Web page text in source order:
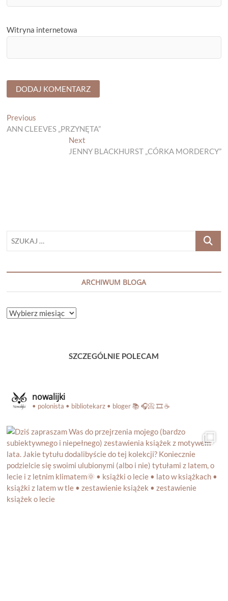
Witryna internetowa
Nawigacja
wpisu
Previous
post:
ANN CLEEVES „PRZYNĘTA”
NextNext
post:
JENNY BLACKHURST „CÓRKA MORDERCY”
SZUKAJ
ARCHIWUM BLOGA
ARCHIWUM
SZCZEGÓLNIE POLECAM
nowalijki
• polonista • bibliotekarz • bloger📚 🎧📀 🎞️ ☕️